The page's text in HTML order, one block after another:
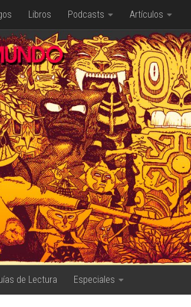
Libros Podcasts Artículos
de Lectura Especiales